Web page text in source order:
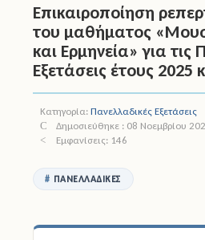
Νομοθεσία
Άδειες
Έντυπα
Πολιτική Προστασία
Ηλεκτρονικές Υπηρεσίες
Επικαιροποίηση
του μαθήματος
και Ερμηνεία» για τις
Εξετάσεις έτους 2025
Κατηγορία: Πανελλαδικές Εξετάσεις
Δημοσιεύθηκε : 08 Νοεμβρίου
Εμφανίσεις: 146
ΠΑΝΕΛΛΑΔΙΚΈΣ